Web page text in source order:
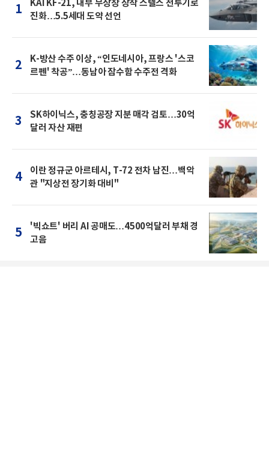
1
KAI KF-21, 내부 무장창 장착 스텔스 전투기로
진화…5.5세대 도약 선언
2
K-방산 수주 이상, “인도네시아, 프랑스 '스코
르펜' 착공”…동남아 잠수함 수주전 격화
3
SK하이닉스, 충칭공장 지분 매각 검토…30억
달러 자산 재편
4
이란 정규군 아르테시, T-72 전차 남진…백악
관 "지상전 장기화 대비"
5
'빅쇼트' 버리 AI 공매도…4500억달러 부채 경
고음